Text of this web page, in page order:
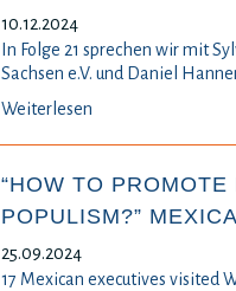
10.12.2024
In Folge 21 sprechen wir mit
Sachsen e.V. und Daniel
Weiterlesen
“HOW TO
POPULISM?”
25.09.2024
17 Mexican executives visited